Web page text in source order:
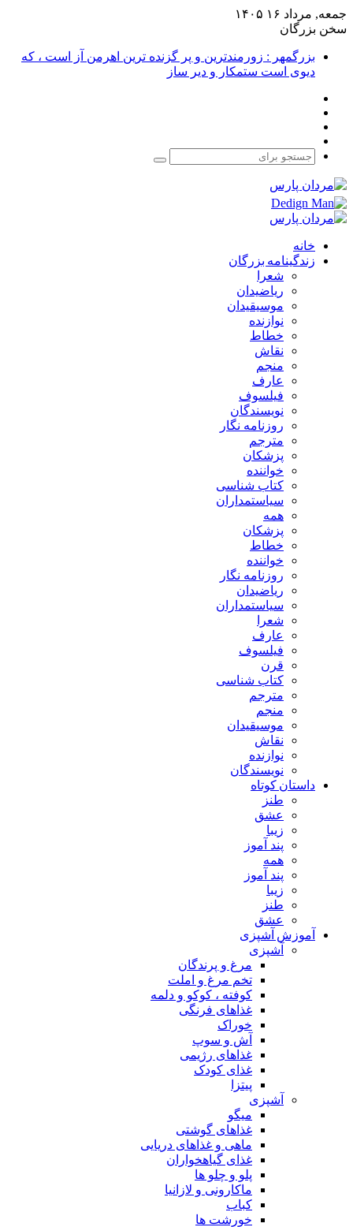
جمعه, مرداد ۱۶ ۱۴۰۵
سخن بزرگان
بزرگمهر : زورمندترین و پر گزنده ترین اهرمن آز است ، که
دیوی است ستمکار و دیر ساز
جستجو
خانه
زندگینامه بزرگان
شعرا
ریاضیدان
موسیقیدان
نوازنده
خطاط
نقاش
منجم
عارف
فیلسوف
نویسندگان
روزنامه نگار
مترجم
پزشکان
خواننده
کتاب شناسی
سیاستمداران
همه
پزشکان
خطاط
خواننده
روزنامه نگار
ریاضیدان
سیاستمداران
شعرا
عارف
فیلسوف
قرن
کتاب شناسی
مترجم
منجم
موسیقیدان
نقاش
نوازنده
نویسندگان
داستان کوتاه
طنز
عشق
زیبا
پند آموز
همه
پند آموز
زیبا
طنز
عشق
آموزش آشپزی
آشپزی
مرغ و پرندگان
تخم مرغ و املت
کوفته ، کوکو و دلمه
غذاهای فرنگی
خوراک
آش و سوپ
غذاهای رژیمی
غذای کودک
پیتزا
آشپزی
میگو
غذاهای گوشتی
ماهی و غذاهای دریایی
غذای گیاهخواران
پلو و چلو ها
ماکارونی و لازانیا
کباب
خورشت ها